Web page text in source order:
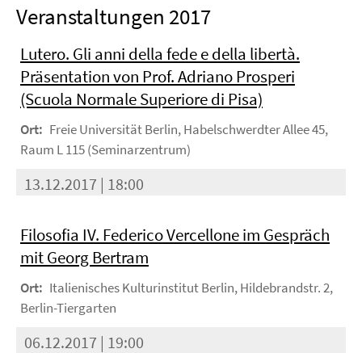
Veranstaltungen 2017
Lutero. Gli anni della fede e della libertà.
Präsentation von Prof. Adriano Prosperi
(Scuola Normale Superiore di Pisa)
Ort: Freie Universität Berlin, Habelschwerdter Allee 45,
Raum L 115 (Seminarzentrum)
13.12.2017 | 18:00
Filosofia IV. Federico Vercellone im Gespräch
mit Georg Bertram
Ort: Italienisches Kulturinstitut Berlin, Hildebrandstr. 2,
Berlin-Tiergarten
06.12.2017 | 19:00